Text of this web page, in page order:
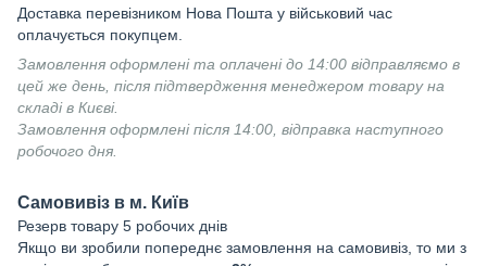
Доставка перевізником Нова Пошта у військовий час
оплачується покупцем.
Замовлення оформлені та оплачені до 14:00 відправляємо в
цей же день, після підтвердження менеджером товару на
складі в Києві.
Замовлення оформлені після 14:00, відправка наступного
робочого дня.
Самовивіз в м. Київ
Резерв товару 5 робочих днів
Якщо ви зробили попереднє замовлення на самовивіз, то ми з